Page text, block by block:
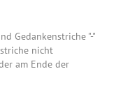
Gedankenstriche "-"
nicht
am Ende der